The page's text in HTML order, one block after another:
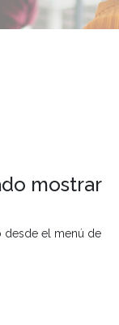
mostrar
desde el menú de